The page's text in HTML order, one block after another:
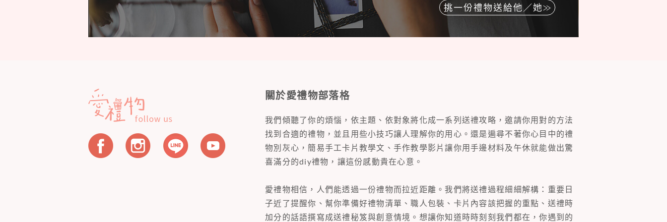
挑一份禮物送給他／她
關於愛禮物部落格
我們傾聽了你的煩惱，依主題、依對象將化成一系列送禮攻略，邀請你用對的方法
找到合適的禮物，並且用些小技巧讓人理解你的用心。還是遍尋不著你心目中的禮
物別灰心，簡易手工卡片教學文、手作教學影片讓你用手邊材料及午休就能做出驚
喜滿分的diy禮物，讓這份感動貴在心意。
愛禮物相信，人們能透過一份禮物而拉近距離。我們將送禮過程細細解構：重要日
子近了提醒你、幫你準備好禮物清單、職人包裝、卡片內容該把握的重點、送禮時
加分的話語撰寫成送禮秘笈與創意情境。想讓你知道時時刻刻我們都在，你遇到的